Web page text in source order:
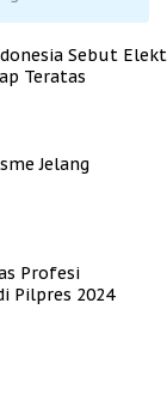
Sebut
Teratas
Jelang
Profesi
Pilpres 2024